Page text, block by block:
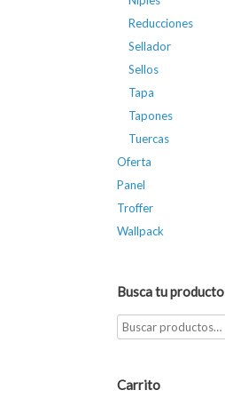
Reducciones
Sellador
Sellos
Tapa
Tapones
Tuercas
Oferta
Panel
Troffer
Wallpack
Busca tu producto
Carrito